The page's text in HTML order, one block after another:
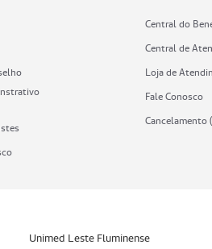
Central do
Central de
Loja de
Fale Conosco
Cancelamento
Unimed Leste Fluminense